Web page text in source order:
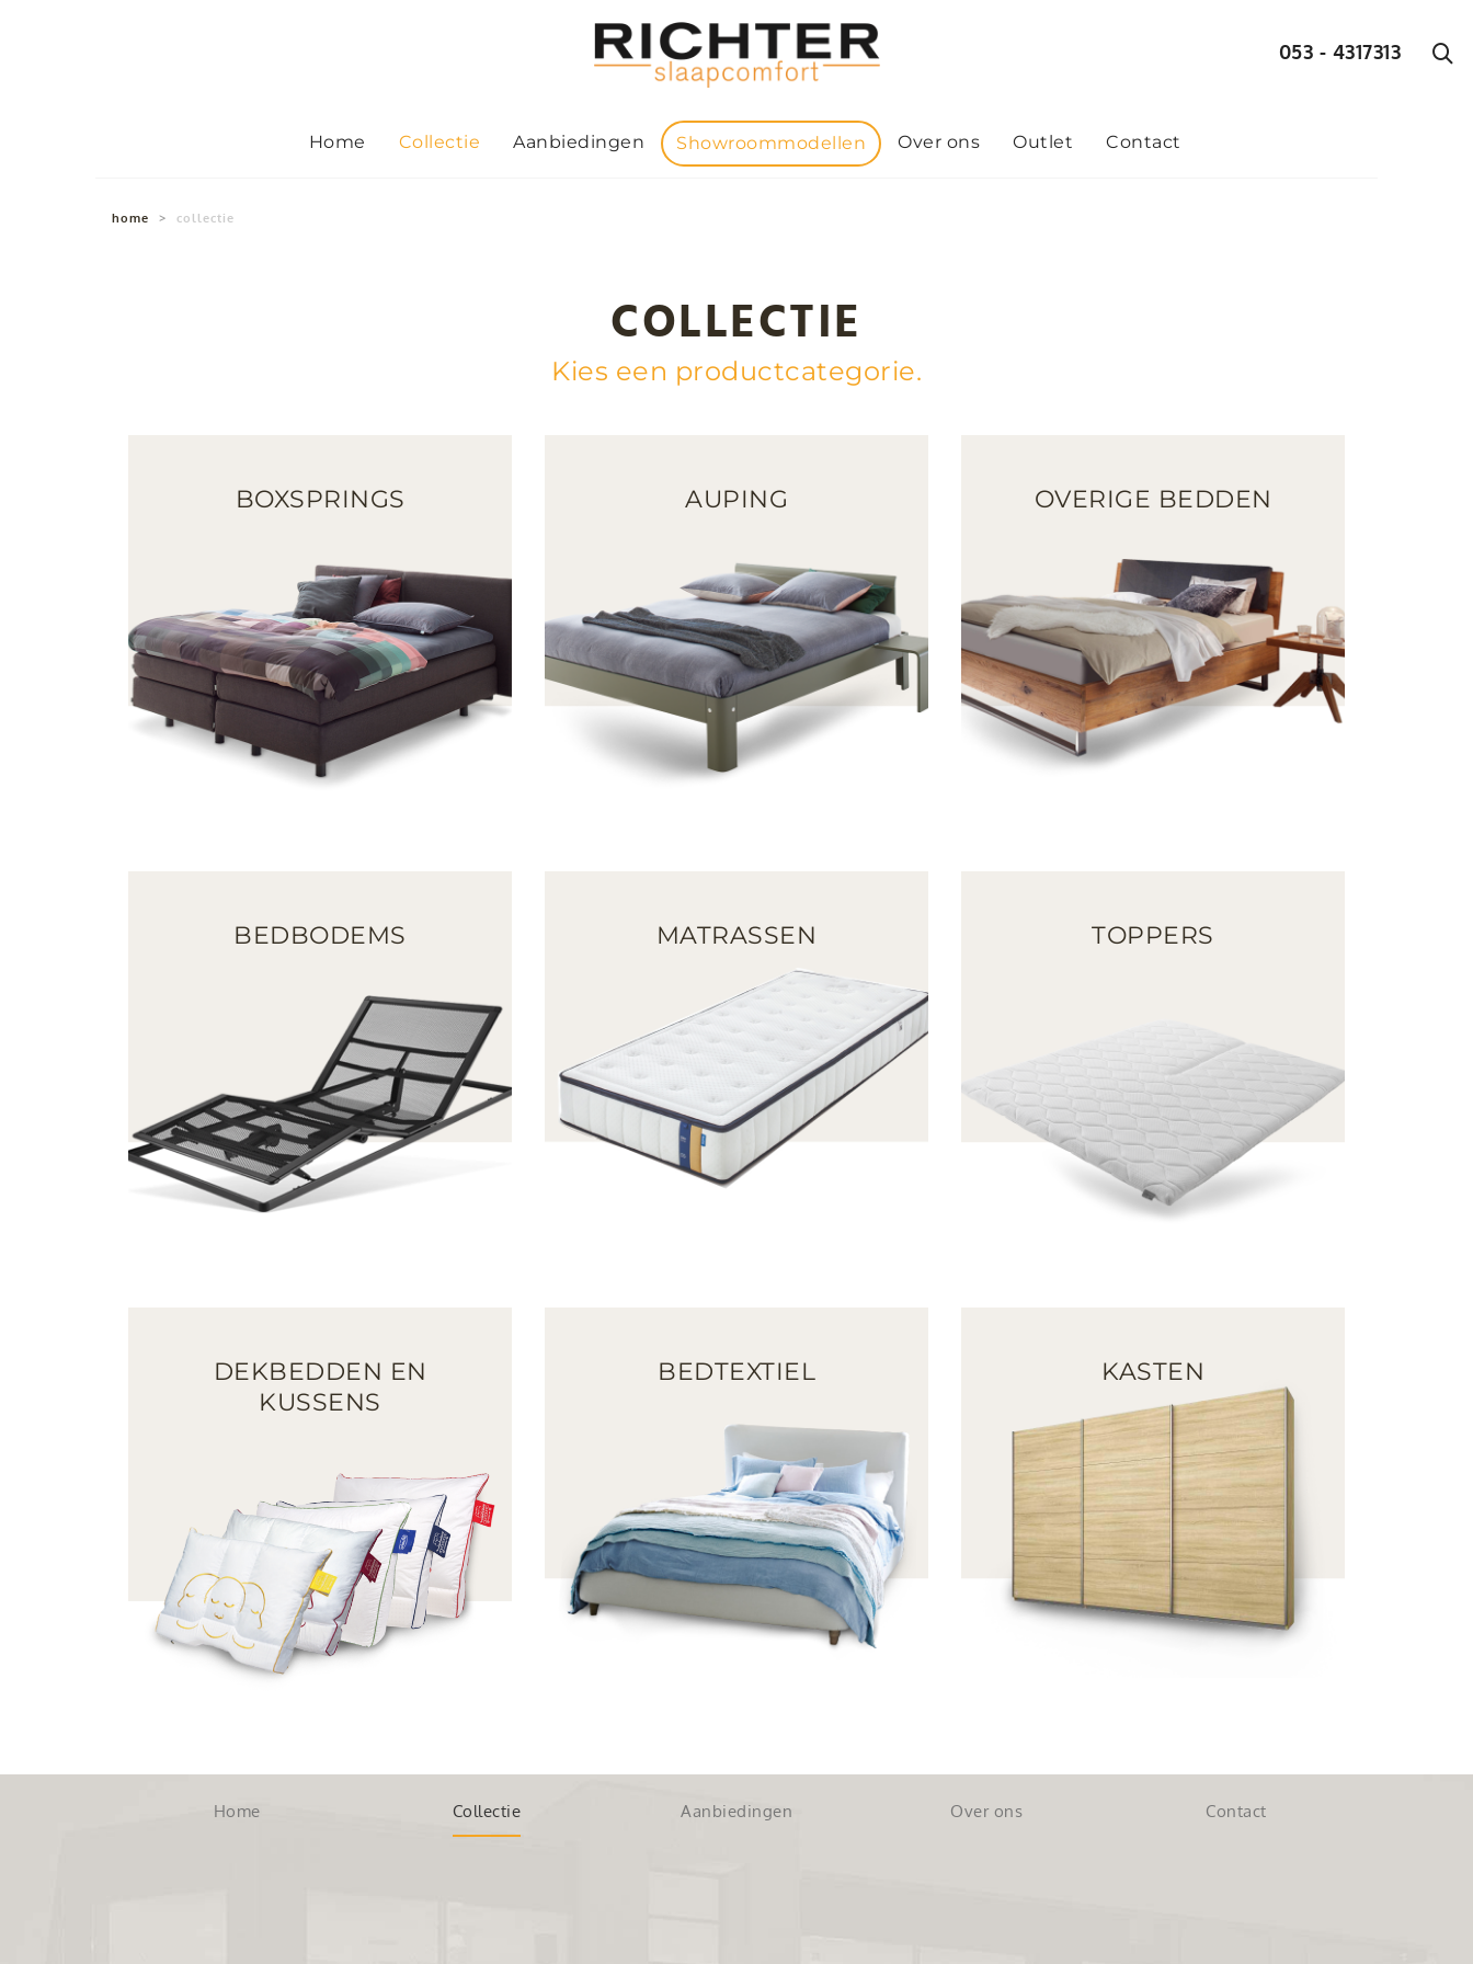
053 - 4317313
Home Collectie Aanbiedingen Showroommodellen Over ons Outlet Contact
home > collectie
COLLECTIE
Kies een productcategorie.
BOXSPRINGS AUPING OVERIGE BEDDEN
BEDBODEMS MATRASSEN TOPPERS
DEKBEDDEN EN
KUSSENS
BEDTEXTIEL KASTEN
Home Collectie Aanbiedingen Over ons Contact